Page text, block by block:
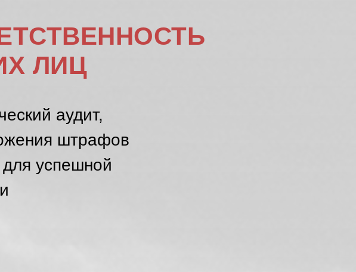
ЛИЦ
аудит,
штрафов
успешной